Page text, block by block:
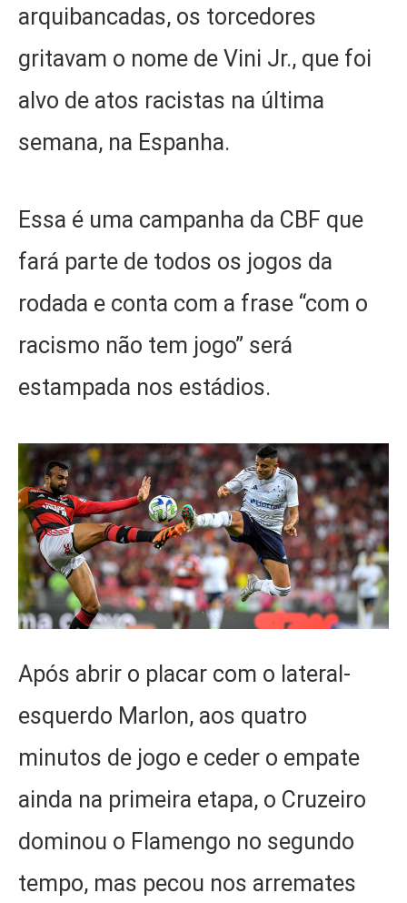
arquibancadas, os torcedores
gritavam o nome de Vini Jr., que foi
alvo de atos racistas na última
semana, na Espanha.
Essa é uma campanha da CBF que
fará parte de todos os jogos da
rodada e conta com a frase “com o
racismo não tem jogo” será
estampada nos estádios.
Após abrir o placar com o lateral-
esquerdo Marlon, aos quatro
minutos de jogo e ceder o empate
ainda na primeira etapa, o Cruzeiro
dominou o Flamengo no segundo
tempo, mas pecou nos arremates